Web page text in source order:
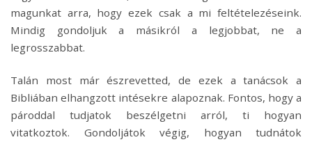
magunkat arra, hogy ezek csak a mi feltételezéseink.
Mindig gondoljuk a másikról a legjobbat, ne a
legrosszabbat.
Talán most már észrevetted, de ezek a tanácsok a
Bibliában elhangzott intésekre alapoznak. Fontos, hogy a
pároddal tudjatok beszélgetni arról, ti hogyan
vitatkoztok. Gondoljátok végig, hogyan tudnátok